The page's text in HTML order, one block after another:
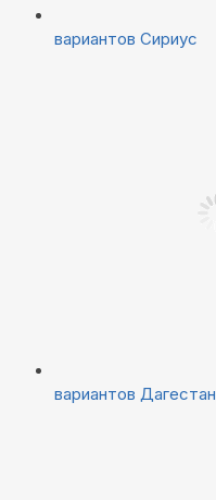
вариантов Сириус
вариантов Дагестан